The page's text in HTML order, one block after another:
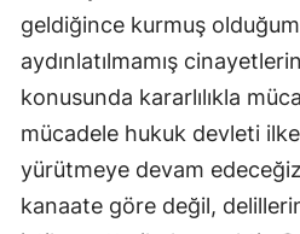
geldiğince kurmuş
aydınlatılmamış
konusunda kararlılıkla
mücadele hukuk devleti
yürütmeye devam
kanaate göre değil,